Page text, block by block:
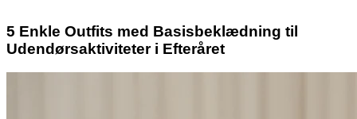
5 Enkle Outfits med Basisbeklædning til
Udendørsaktiviteter i Efteråret